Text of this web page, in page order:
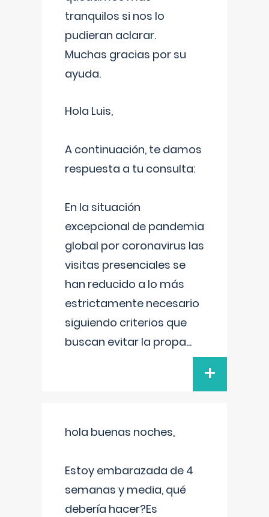
tranquilos si nos lo
pudieran aclarar.
Muchas gracias por su
ayuda.
Hola Luis,
A continuación, te damos
respuesta a tu consulta:
En la situación
excepcional de pandemia
global por coronavirus las
visitas presenciales se
han reducido a lo más
estrictamente necesario
siguiendo criterios que
buscan evitar la propa...
+
hola buenas noches,
Estoy embarazada de 4
semanas y media, qué
debería hacer?Es